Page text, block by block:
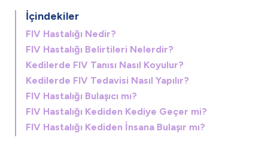
İçindekiler
FIV Hastalığı Nedir?
FIV Hastalığı Belirtileri Nelerdir?
Kedilerde FIV Tanısı Nasıl Koyulur?
Kedilerde FIV Tedavisi Nasıl Yapılır?
FIV Hastalığı Bulaşıcı mı?
FIV Hastalığı Kediden Kediye Geçer mi?
FIV Hastalığı Kediden İnsana Bulaşır mı?